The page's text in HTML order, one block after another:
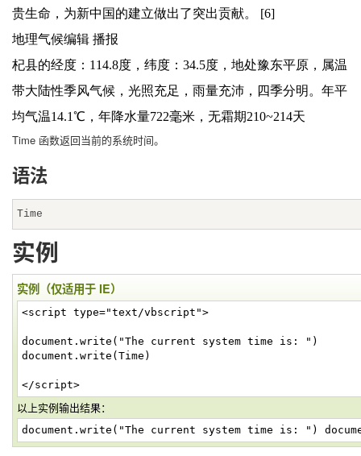
贵生命，为新中国的建立做出了突出贡献。 [6]
地理气候编辑 播报
杞县的经度：114.8度，纬度：34.5度，地处豫东平原，属温
带大陆性季风气候，光照充足，雨量充沛，四季分明。年平
均气温14.1℃，年降水量722毫米，无霜期210~214天
Time 函数返回当前的系统时间。
语法
Time
实例
实例（仅适用于 IE）
<script type="text/vbscript">
document.write("The current system time is: ")
document.write(Time)
</script>
以上实例输出结果：
document.write("The current system time is: ")